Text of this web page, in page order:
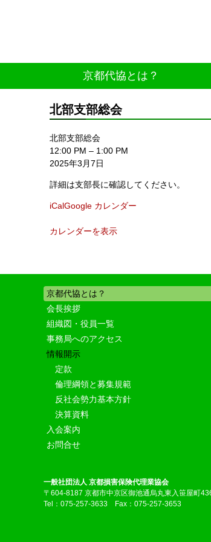
京都代協とは？
北部支部総会
北部支部総会
12:00 PM – 1:00 PM
2025年3月7日
詳細は支部長に確認してください。
iCalGoogle カレンダー
カレンダーを表示
京都代協とは？
会長挨拶
組織図・役員一覧
事務局へのアクセス
情報開示
定款
倫理綱領と募集規範
反社会勢力基本方針
決算資料
入会案内
お問合せ
一般社団法人 京都損害保険代理業協会
〒604-8187 京都市中京区御池通烏丸東入笹屋町
Tel：075-257-3633 Fax：075-257-3653